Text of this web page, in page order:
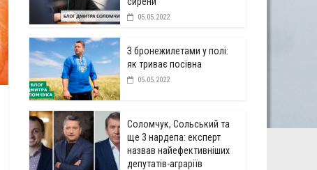
05.05.2022
З бронежилетами у полі:
як триває посівна
05.05.2022
Соломчук, Сольський та
ще 3 нардепа: експерт
назвав найефективніших
депутатів-аграріїв